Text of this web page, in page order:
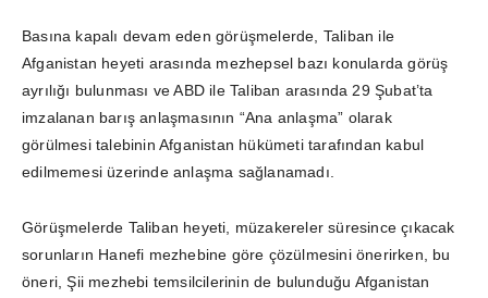
Basına kapalı devam eden görüşmelerde, Taliban ile
Afganistan heyeti arasında mezhepsel bazı konularda görüş
ayrılığı bulunması ve ABD ile Taliban arasında 29 Şubat’ta
imzalanan barış anlaşmasının “Ana anlaşma” olarak
görülmesi talebinin Afganistan hükümeti tarafından kabul
edilmemesi üzerinde anlaşma sağlanamadı.
Görüşmelerde Taliban heyeti, müzakereler süresince çıkacak
sorunların Hanefi mezhebine göre çözülmesini önerirken, bu
öneri, Şii mezhebi temsilcilerinin de bulunduğu Afganistan